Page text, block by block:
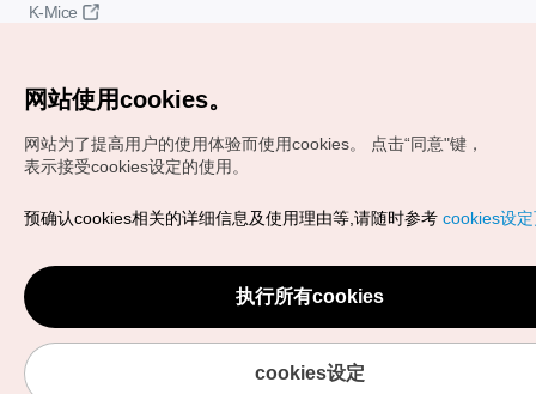
K-Mice
Copyrights (c) 韩国旅游发展局版权所有
VISITKOREA官方邮箱
chnsim@knto.or.kr
网站使用cookies。
网站为了提高用户的使用体验而使用cookies。
点击“同意"键，
表示接受cookies设定的使用。
预确认cookies相关的详细信息及使用理由等,请随时参考 cookies设
执行所有cookies
cookies设定